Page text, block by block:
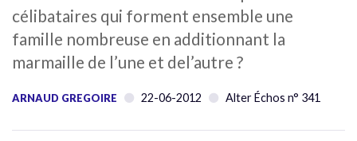
célibataires qui forment ensemble une
famille nombreuse en additionnant la
marmaille de l’une et del’autre ?
ARNAUD GREGOIRE 22-06-2012 Alter Échos n° 341